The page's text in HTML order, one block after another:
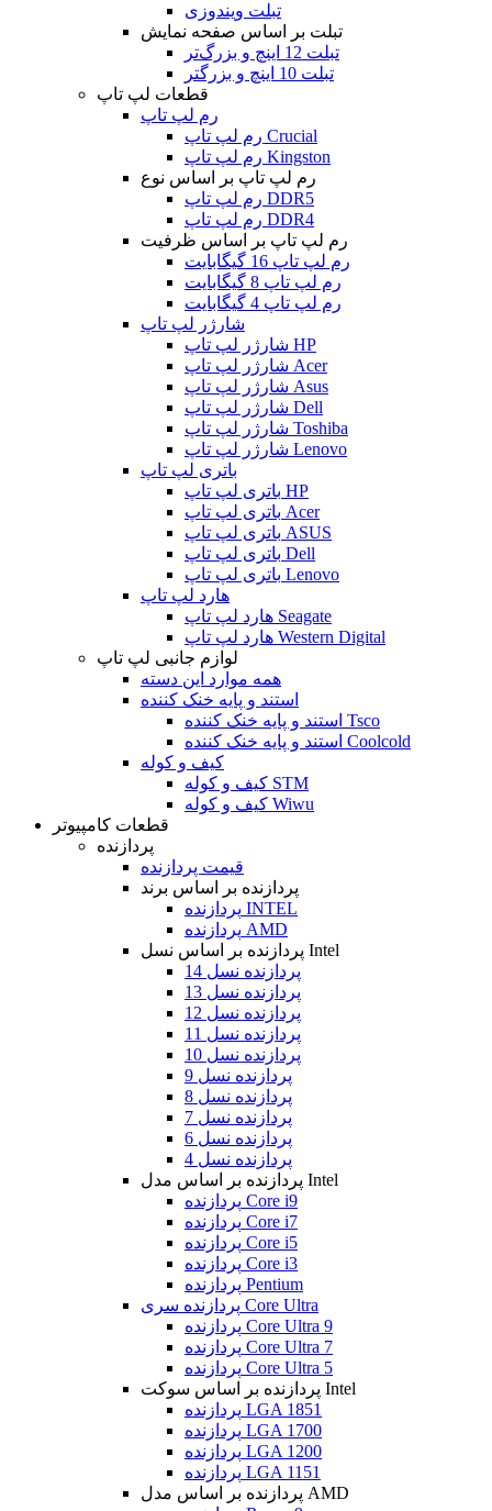
تبلت ویندوزی
تبلت بر اساس صفحه نمایش
تبلت 12 اینچ و بزرگ‌تر
تبلت 10 اینچ و بزرگتر
قطعات لپ تاپ
رم لپ تاپ
رم لپ تاپ Crucial
رم لپ تاپ Kingston
رم لپ تاپ بر اساس نوع
رم لپ تاپ DDR5
رم لپ تاپ DDR4
رم لپ تاپ بر اساس ظرفیت
رم لپ تاپ 16 گیگابایت
رم لپ تاپ 8 گیگابایت
رم لپ تاپ 4 گیگابایت
شارژر لپ تاپ
شارژر لپ تاپ HP
شارژر لپ تاپ Acer
شارژر لپ تاپ Asus
شارژر لپ تاپ Dell
شارژر لپ تاپ Toshiba
شارژر لپ تاپ Lenovo
باتری لپ تاپ
باتری لپ تاپ HP
باتری لپ تاپ Acer
باتری لپ تاپ ASUS
باتری لپ تاپ Dell
باتری لپ تاپ Lenovo
هارد لپ تاپ
هارد لپ تاپ Seagate
هارد لپ تاپ Western Digital
لوازم جانبی لپ تاپ
همه موارد این دسته
استند و پایه خنک کننده
استند و پایه خنک کننده Tsco
استند و پایه خنک کننده Coolcold
کیف و کوله
کیف و کوله STM
کیف و کوله Wiwu
قطعات کامپیوتر
پردازنده
قیمت پردازنده
پردازنده بر اساس برند
پردازنده INTEL
پردازنده AMD
پردازنده بر اساس نسل Intel
پردازنده نسل 14
پردازنده نسل 13
پردازنده نسل 12
پردازنده نسل 11
پردازنده نسل 10
پردازنده نسل 9
پردازنده نسل 8
پردازنده نسل 7
پردازنده نسل 6
پردازنده نسل 4
پردازنده بر اساس مدل Intel
پردازنده Core i9
پردازنده Core i7
پردازنده Core i5
پردازنده Core i3
پردازنده Pentium
پردازنده سری Core Ultra
پردازنده Core Ultra 9
پردازنده Core Ultra 7
پردازنده Core Ultra 5
پردازنده بر اساس سوکت Intel
پردازنده LGA 1851
پردازنده LGA 1700
پردازنده LGA 1200
پردازنده LGA 1151
پردازنده بر اساس مدل AMD